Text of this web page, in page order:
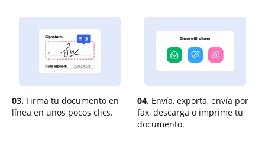
03. Firma tu documento en
línea en unos pocos clics.
04. Envía, exporta, envía por
fax, descarga o imprime tu
documento.